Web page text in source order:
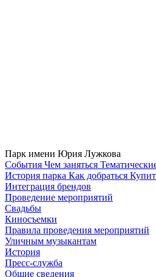
Парк имени Юрия Лужкова
Cобытия Чем заняться
История парка Как добраться
Интеграция брендов
Проведение мероприятий
Свадьбы
Киносъемки
Правила проведения мероприятий
Уличным музыкантам
История
Пресс-служба
Общие сведения